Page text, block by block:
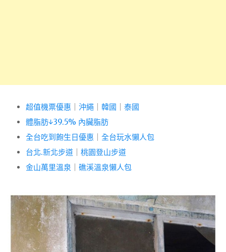
超值機票優惠 沖繩 韓國
泰國
體脂肪↓39.5% 內臟脂肪
全台吃到飽生日優惠
全台玩水懶人包
台北.新北步道
桃園登山步道
金山萬里溫泉
礁溪溫泉懶人包